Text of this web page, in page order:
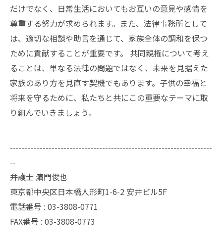
だけでなく、日常生活においてもお互いの意見や感情を
尊重する努力が求められます。また、法律事務所として
は、適切な相談や助言を通じて、家族全体の調和を保つ
ために貢献することが重要です。 共同親権について考え
ることは、単なる法律の問題ではなく、未来を見据えた
家族のあり方を見直す契機でもあります。子供の幸福と
将来を守るために、私たちと共にこの重要なテーマに取
り組んでいきましょう。
--------------------------------------------------------------------
--
弁護士 濵門俊也
東京都中央区日本橋人形町1-6-2 安井ビル5F
電話番号 : 03-3808-0771
FAX番号 : 03-3808-0773